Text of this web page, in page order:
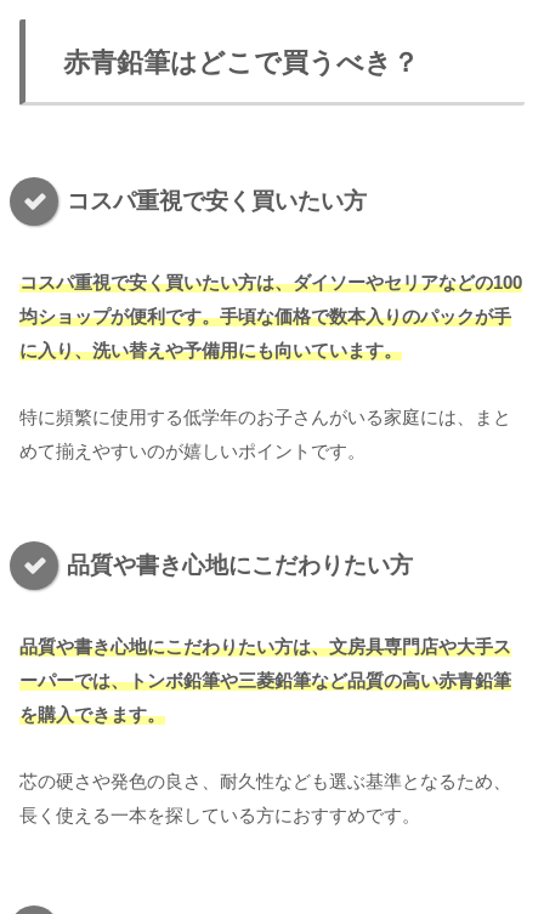
赤青鉛筆はどこで買うべき？
コスパ重視で安く買いたい方
コスパ重視で安く買いたい方は、ダイソーやセリアなどの100
均ショップが便利です。手頃な価格で数本入りのパックが手
に入り、洗い替えや予備用にも向いています。
特に頻繁に使用する低学年のお子さんがいる家庭には、まと
めて揃えやすいのが嬉しいポイントです。
品質や書き心地にこだわりたい方
品質や書き心地にこだわりたい方は、文房具専門店や大手ス
ーパーでは、トンボ鉛筆や三菱鉛筆など品質の高い赤青鉛筆
を購入できます。
芯の硬さや発色の良さ、耐久性なども選ぶ基準となるため、
長く使える一本を探している方におすすめです。